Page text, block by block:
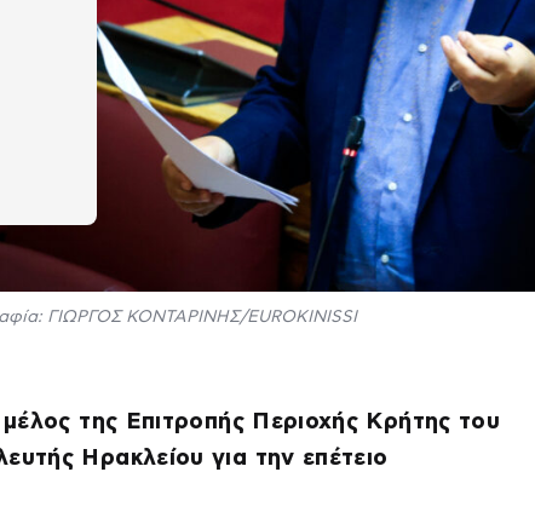
ΓΙΩΡΓΟΣ ΚΟΝΤΑΡΙΝΗΣ/EUROKINISSI
μέλος της Επιτροπής Περιοχής Κρήτης του
Ηρακλείου για την επέτειο